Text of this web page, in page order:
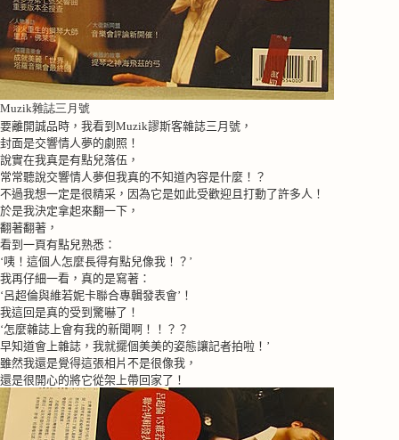
Muzik雜誌三月號
要離開誠品時，我看到 Muzik謬斯客雜誌三月號，
封面是交響情人夢的劇照！
說實在我真是有點兒落伍，
常常聽說交響情人夢但我真的不知道內容是什麼！？
不過我想一定是很精采，因為它是如此受歡迎且打動了許多人！
於是我決定拿起來翻一下，
翻著翻著，
看到一頁有點兒熟悉：
‘咦！這個人怎麼長得有點兒像我！？’
我再仔細一看，真的是寫著：
‘呂超倫與維若妮卡聯合專輯發表會’！
我這回是真的受到驚嚇了！
‘怎麼雜誌上會有我的新聞啊！！？？
早知道會上雜誌，我就擺個美美的姿態讓記者拍啦！’
雖然我還是覺得這張相片不是很像我，
還是很開心的將它從架上帶回家了！